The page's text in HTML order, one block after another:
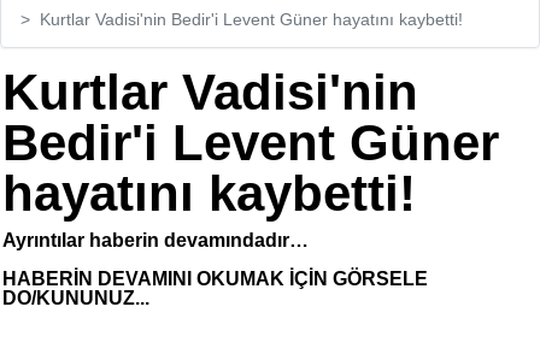
Kurtlar Vadisi'nin Bedir'i Levent Güner hayatını kaybetti!
Kurtlar Vadisi'nin
Bedir'i Levent Güner
hayatını kaybetti!
Ayrıntılar haberin devamındadır…
HABERİN DEVAMINI OKUMAK İÇİN GÖRSELE
DO/KUNUNUZ...